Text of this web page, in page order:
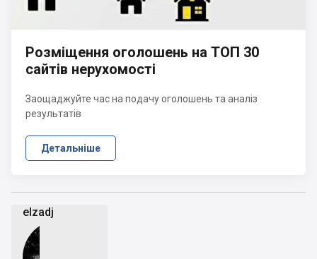
elzadj
Розміщення оголошень на ТОП 30
сайтів нерухомості
Заощаджуйте час на подачу оголошень та аналіз
результатів
Детальніше